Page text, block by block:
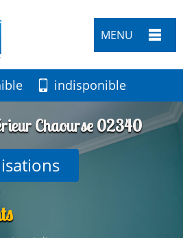
MENU
indisponible
Chaourse 02340